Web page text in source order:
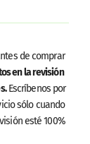
de comprar
en la revisión
Escríbenos por
sólo cuando
esté 100%